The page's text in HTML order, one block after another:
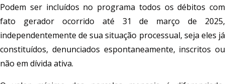
Podem ser incluídos no programa todos os débitos com
fato gerador ocorrido até 31 de março de 2025,
independentemente de sua situação processual, seja eles já
constituídos, denunciados espontaneamente, inscritos ou
não em dívida ativa.